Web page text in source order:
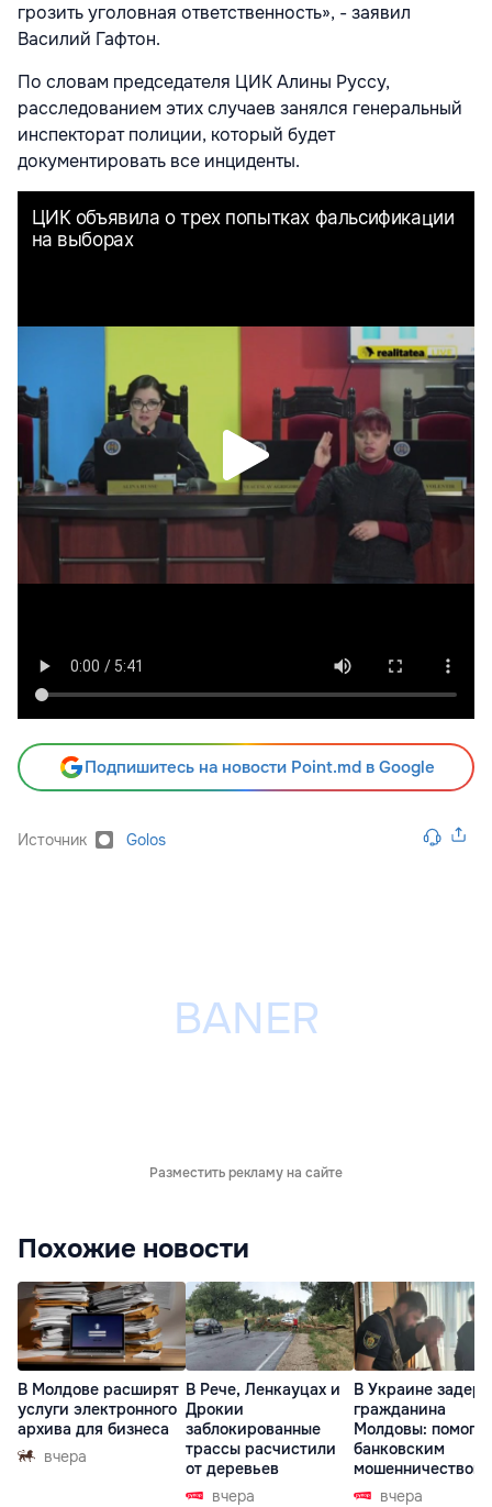
грозить уголовная ответственность», - заявил
Василий Гафтон.
По словам председателя ЦИК Алины Руссу,
расследованием этих случаев занялся генеральный
инспекторат полиции, который будет
документировать все инциденты.
Подпишитесь на новости Point.md в Google
Источник Golos
Разместить рекламу на сайте
Похожие новости
В Молдове расширят
услуги электронного
архива для бизнеса
вчера
В Рече, Ленкауцах и
Дрокии
заблокированные
трассы расчистили
от деревьев
вчера
В Украине
гражданина
Молдовы:
банковским
мошенничеством
Чехиивчера